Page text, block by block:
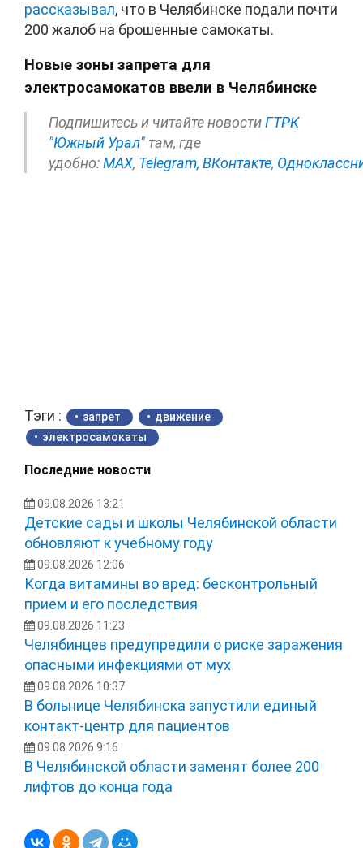
рассказывал, что в Челябинске подали почти
200 жалоб на брошенные самокаты.
Новые зоны запрета для
электросамокатов ввели в Челябинске
Подпишитесь и читайте новостиГТРК
"Южный Урал" там, где
удобно:МАХ, Telegram, ВКонтакте,
Тэги : запрет
движение
электросамокаты
Последние новости
09.08.2026 13:21
Детские сады и школы Челябинской области
обновляют к учебному году
09.08.2026 12:06
Когда витамины во вред: бесконтрольный
прием и его последствия
09.08.2026 11:23
Челябинцев предупредили о риске заражения
опасными инфекциями от мух
09.08.2026 10:37
В больнице Челябинска запустили единый
контакт-центр для пациентов
09.08.2026 9:16
В Челябинской области заменят более 200
лифтов до конца года